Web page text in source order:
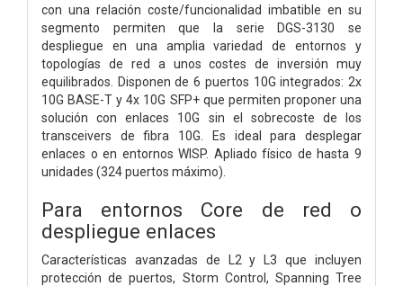
con una relación coste/funcionalidad imbatible en su
segmento permiten que la serie DGS-3130 se
despliegue en una amplia variedad de entornos y
topologías de red a unos costes de inversión muy
equilibrados. Disponen de 6 puertos 10G integrados: 2x
10G BASE-T y 4x 10G SFP+ que permiten proponer una
solución con enlaces 10G sin el sobrecoste de los
transceivers de fibra 10G. Es ideal para desplegar
enlaces o en entornos WISP. Apliado físico de hasta 9
unidades (324 puertos máximo).
Para entornos Core de red o
despliegue enlaces
Características avanzadas de L2 y L3 que incluyen
protección de puertos, Storm Control, Spanning Tree